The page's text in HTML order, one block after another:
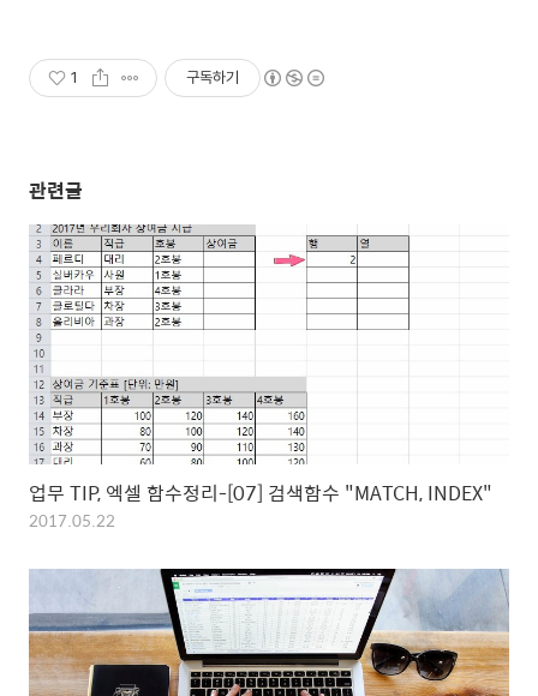
1 구독하기
관련글
업무 TIP, 엑셀 함수정리-[07] 검색함수 "MATCH, INDEX"
2017.05.22